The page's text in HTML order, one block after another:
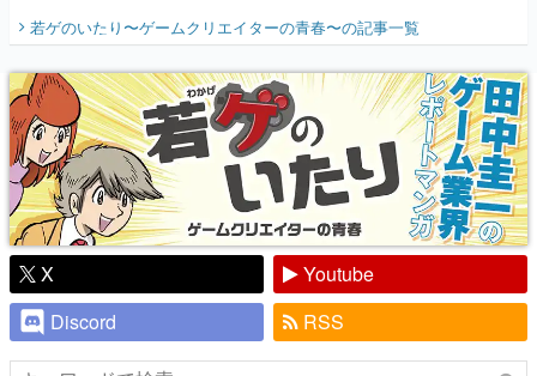
開く。業界の快男児・松山 洋に流れる血は
『少年ジャンプ』色だった【若ゲのいた
り】
若ゲのいたり〜ゲームクリエイターの青春〜の記事一覧
X
Youtube
Discord
RSS